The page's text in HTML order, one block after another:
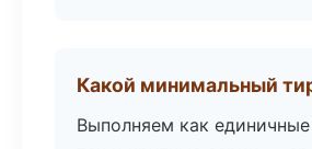
Какой минимальный
Выполняем как единичные